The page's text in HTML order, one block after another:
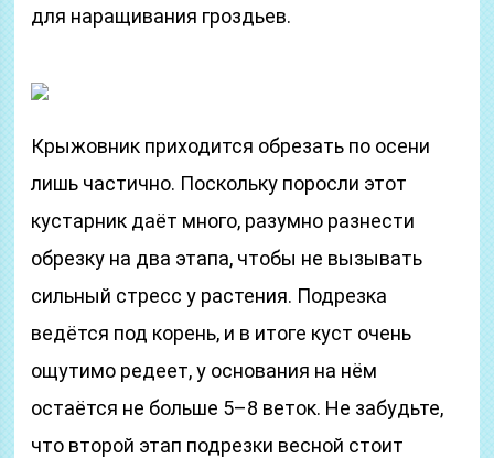
для наращивания гроздьев.
Крыжовник приходится обрезать по осени
лишь частично. Поскольку поросли этот
кустарник даёт много, разумно разнести
обрезку на два этапа, чтобы не вызывать
сильный стресс у растения. Подрезка
ведётся под корень, и в итоге куст очень
ощутимо редеет, у основания на нём
остаётся не больше 5–8 веток. Не забудьте,
что второй этап подрезки весной стоит